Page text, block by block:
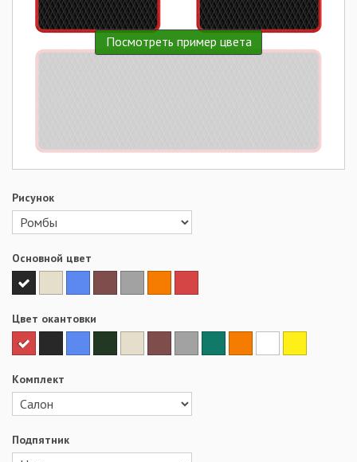
Посмотреть пример цвета
Рисунок
Основной цвет
Цвет окантовки
Комплект
Подпятник